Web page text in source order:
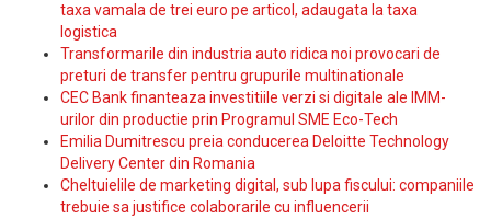
taxa vamala de trei euro pe articol, adaugata la taxa
logistica
Transformarile din industria auto ridica noi provocari de
preturi de transfer pentru grupurile multinationale
CEC Bank finanteaza investitiile verzi si digitale ale IMM-
urilor din productie prin Programul SME Eco-Tech
Emilia Dumitrescu preia conducerea Deloitte Technology
Delivery Center din Romania
Cheltuielile de marketing digital, sub lupa fiscului: companiile
trebuie sa justifice colaborarile cu influencerii